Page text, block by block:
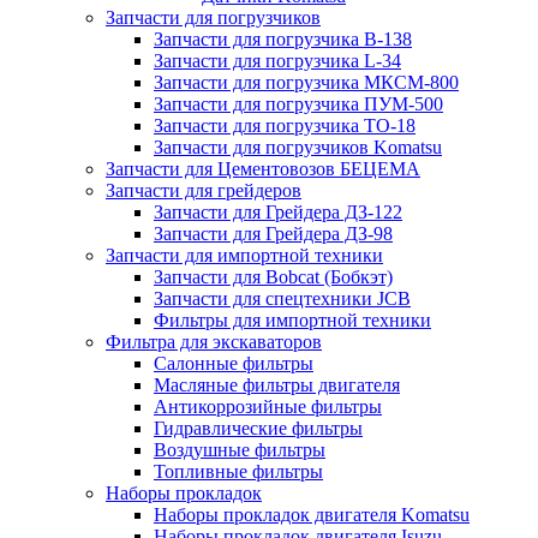
Запчасти для погрузчиков
Запчасти для погрузчика B-138
Запчасти для погрузчика L-34
Запчасти для погрузчика МКСМ-800
Запчасти для погрузчика ПУМ-500
Запчасти для погрузчика ТО-18
Запчасти для погрузчиков Komatsu
Запчасти для Цементовозов БЕЦЕМА
Запчасти для грейдеров
Запчасти для Грейдера ДЗ-122
Запчасти для Грейдера ДЗ-98
Запчасти для импортной техники
Запчасти для Bobcat (Бобкэт)
Запчасти для спецтехники JCB
Фильтры для импортной техники
Фильтра для экскаваторов
Салонные фильтры
Масляные фильтры двигателя
Антикоррозийные фильтры
Гидравлические фильтры
Воздушные фильтры
Топливные фильтры
Наборы прокладок
Наборы прокладок двигателя Komatsu